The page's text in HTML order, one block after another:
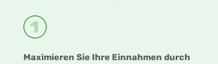
Maximieren Sie Ihre Einnahmen durch